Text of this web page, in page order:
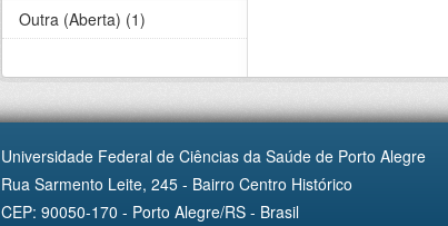
Outra (Aberta) (1)
Universidade Federal de Ciências da Saúde de Porto Alegre
Rua Sarmento Leite, 245 - Bairro Centro Histórico
CEP: 90050-170 - Porto Alegre/RS - Brasil